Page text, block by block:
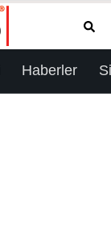
Haberler